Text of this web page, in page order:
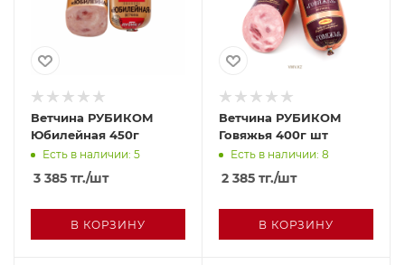
Ветчина РУБИКОМ
Юбилейная 450г
Есть в наличии: 5
3 385 тг./шт
В КОРЗИНУ
Ветчина РУБИКОМ
Говяжья 400г шт
Есть в наличии: 8
2 385 тг./шт
В КОРЗИНУ